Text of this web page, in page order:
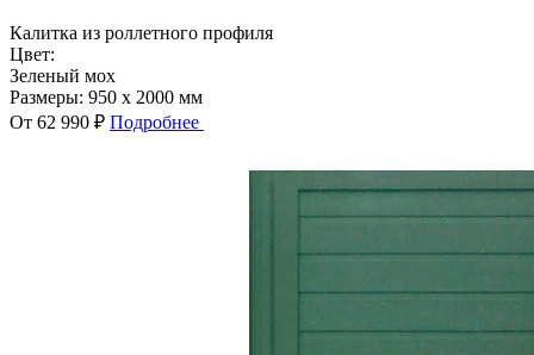
Калитка из роллетного профиля
Цвет:
Зеленый мох
Размеры: 950 x 2000 мм
От 62 990 ₽ Подробнее